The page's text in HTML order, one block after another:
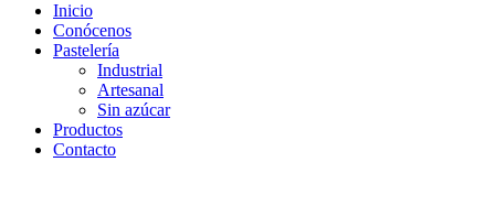
Inicio
Conócenos
Pastelería
Industrial
Artesanal
Sin azúcar
Productos
Contacto